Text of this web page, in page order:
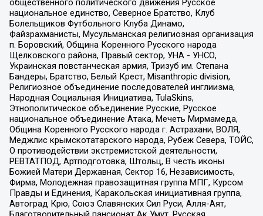
общественного политического движения Русское
национальное единство, Северное Братство, Клуб
Болельщиков Футбольного Клуба Динамо,
Файзрахманисты, Мусульманская религиозная организация
п. Боровский, Община Коренного Русского народа
Щелковского района, Правый сектор, УНА - УНСО,
Украинская повстанческая армия, Тризуб им. Степана
Бандеры, Братство, Белый Крест, Misanthropic division,
Религиозное объединение последователей инглиизма,
Народная Социальная Инициатива, TulaSkins,
Этнополитическое объединение Русские, Русское
национальное объединение Атака, Мечеть Мирмамеда,
Община Коренного Русского народа г. Астрахани, ВОЛЯ,
Меджлис крымскотатарского народа, Рубеж Севера, ТОЙС,
О противодействии экстремистской деятельности,
РЕВТАТПОД, Артподготовка, Штольц, В честь иконы
Божией Матери Державная, Сектор 16, Независимость,
Фирма, Молодежная правозащитная группа МПГ, Курсом
Правды и Единения, Каракольская инициативная группа,
Автоград Крю, Союз Славянских Сил Руси, Алля-Аят,